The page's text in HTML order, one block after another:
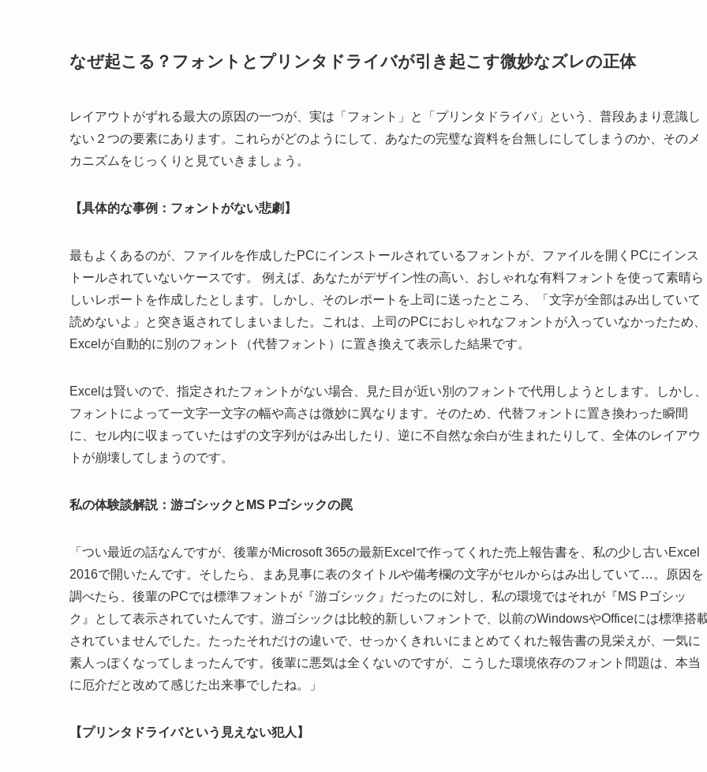
なぜ起こる？フォントとプリンタドライバが引き起こす微妙なズレの正体
レイアウトがずれる最大の原因の一つが、実は「フォント」と「プリンタドライバ」という、普段あまり意識し
ない２つの要素にあります。これらがどのようにして、あなたの完璧な資料を台無しにしてしまうのか、そのメ
カニズムをじっくりと見ていきましょう。
【具体的な事例：フォントがない悲劇】
最もよくあるのが、ファイルを作成したPCにインストールされているフォントが、ファイルを開くPCにインス
トールされていないケースです。 例えば、あなたがデザイン性の高い、おしゃれな有料フォントを使って素晴ら
しいレポートを作成したとします。しかし、そのレポートを上司に送ったところ、「文字が全部はみ出していて
読めないよ」と突き返されてしまいました。これは、上司のPCにおしゃれなフォントが入っていなかったため、
Excelが自動的に別のフォント（代替フォント）に置き換えて表示した結果です。
Excelは賢いので、指定されたフォントがない場合、見た目が近い別のフォントで代用しようとします。しかし、
フォントによって一文字一文字の幅や高さは微妙に異なります。そのため、代替フォントに置き換わった瞬間
に、セル内に収まっていたはずの文字列がはみ出したり、逆に不自然な余白が生まれたりして、全体のレイアウ
トが崩壊してしまうのです。
私の体験談解説：游ゴシックとMS Pゴシックの罠
「つい最近の話なんですが、後輩がMicrosoft 365の最新Excelで作ってくれた売上報告書を、私の少し古いExcel
2016で開いたんです。そしたら、まあ見事に表のタイトルや備考欄の文字がセルからはみ出していて…。原因を
調べたら、後輩のPCでは標準フォントが『游ゴシック』だったのに対し、私の環境ではそれが『MS Pゴシッ
ク』として表示されていたんです。游ゴシックは比較的新しいフォントで、以前のWindowsやOfficeには標準搭
されていませんでした。たったそれだけの違いで、せっかくきれいにまとめてくれた報告書の見栄えが、一気に
素人っぽくなってしまったんです。後輩に悪気は全くないのですが、こうした環境依存のフォント問題は、本当
に厄介だと改めて感じた出来事でしたね。」
【プリンタドライバという見えない犯人】